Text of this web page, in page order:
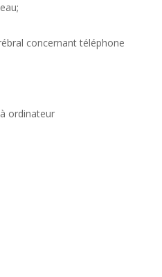
concernant téléphone
ordinateur